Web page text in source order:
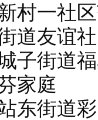
村一社
道友谊
子街道
家庭
东街道